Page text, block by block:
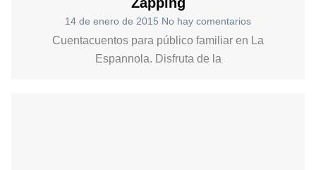
14 de enero de 2015 No hay comentarios
Cuentacuentos para público familiar en La
Espannola. Disfruta de la